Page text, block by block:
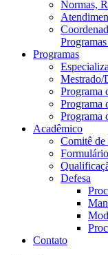
Normas,
Programas
Mestrado/
Programa
Programa
Programa
Acadêmico
Comitê de
Defesa
Contato